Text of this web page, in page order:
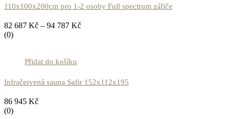
110x100x200cm pro 1-2 osoby Full spectrum zářiče
82 687 Kč – 94 787 Kč
(0)
Přidat do košíku
Infračervená sauna Safir 152x112x195
86 945 Kč
(0)